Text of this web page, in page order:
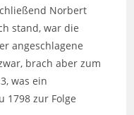
Norbert
stand, war die
angeschlagene
brach aber zum
was ein
1798 zur Folge